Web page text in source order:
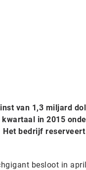
van 1,3 miljard
in 2015
Het bedrijf reserveert
besloot in